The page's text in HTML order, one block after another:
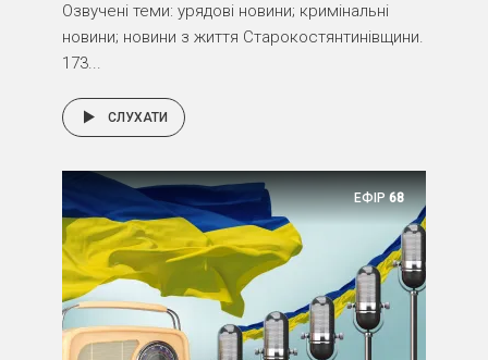
Озвучені теми: урядові новини; кримінальні
новини; новини з життя Старокостянтинівщини.
173...
СЛУХАТИ
ЕФІР 68